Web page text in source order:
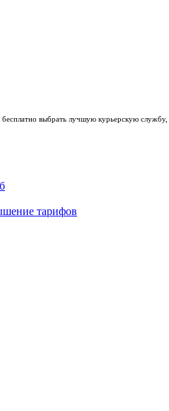
бесплатно выбрать лучшую курьерскую службу,
тарифов